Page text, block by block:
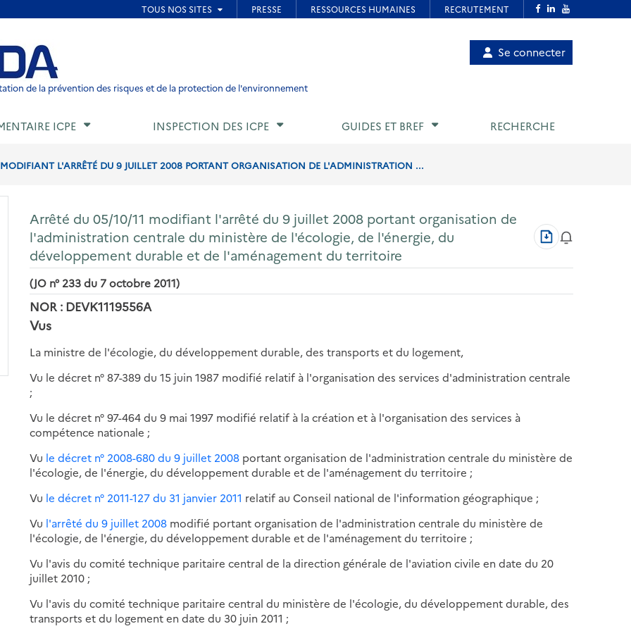
de page
de la prévention des risques et de la protection de l'environnement
Menu
utilisateur
Se connecter
ICPE INSPECTION DES ICPE GUIDES ET BREF RECHERCHE
L'ARRÊTÉ DU 9 JUILLET 2008 PORTANT ORGANISATION DE L'ADMINISTRATION ...
Arrêté du 05/10/11 modifiant l'arrêté du 9 juillet 2008 portant organisation de
l'administration centrale du ministère de l'écologie, de l'énergie, du
développement durable et de l'aménagement du territoire
Télécharger
au
(JO n° 233 du 7 octobre 2011)
NOR : DEVK1119556A
Vus
La ministre de l'écologie, du développement durable, des transports et du logement,
Vu le décret n° 87-389 du 15 juin 1987 modifié relatif à l'organisation des services d'administration centrale
;
Vu le décret n° 97-464 du 9 mai 1997 modifié relatif à la création et à l'organisation des services à
compétence nationale ;
Vu le décret n° 2008-680 du 9 juillet 2008 portant organisation de l'administration centrale du ministère de
l'écologie, de l'énergie, du développement durable et de l'aménagement du territoire ;
Vu le décret n° 2011-127 du 31 janvier 2011 relatif au Conseil national de l'information géographique ;
Vu l'arrêté du 9 juillet 2008 modifié portant organisation de l'administration centrale du ministère de
l'écologie, de l'énergie, du développement durable et de l'aménagement du territoire ;
Vu l'avis du comité technique paritaire central de la direction générale de l'aviation civile en date du 20
juillet 2010 ;
Vu l'avis du comité technique paritaire central du ministère de l'écologie, du développement durable, des
transports et du logement en date du 30 juin 2011 ;